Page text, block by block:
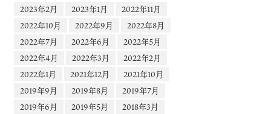
2023年2月
2023年1月
2022年11月
2022年10月
2022年9月
2022年8月
2022年7月
2022年6月
2022年5月
2022年4月
2022年3月
2022年2月
2022年1月
2021年12月
2021年10月
2019年9月
2019年8月
2019年7月
2019年6月
2019年5月
2018年3月